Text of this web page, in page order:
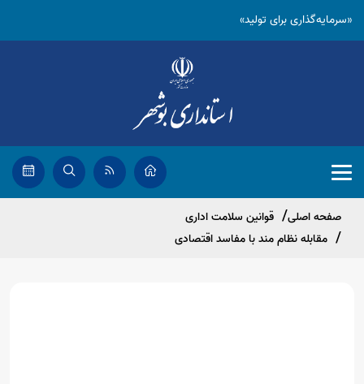
«سرمایه‌گذاری برای تولید»
صفحه اصلی
قوانین سلامت اداری
مقابله نظام مند با مفاسد اقتصادی